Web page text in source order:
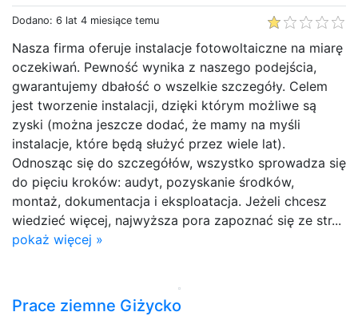
Dodano: 6 lat 4 miesiące temu
Nasza firma oferuje instalacje fotowoltaiczne na miarę
oczekiwań. Pewność wynika z naszego podejścia,
gwarantujemy dbałość o wszelkie szczegóły. Celem
jest tworzenie instalacji, dzięki którym możliwe są
zyski (można jeszcze dodać, że mamy na myśli
instalacje, które będą służyć przez wiele lat).
Odnosząc się do szczegółów, wszystko sprowadza się
do pięciu kroków: audyt, pozyskanie środków,
montaż, dokumentacja i eksploatacja. Jeżeli chcesz
wiedzieć więcej, najwyższa pora zapoznać się ze str...
pokaż więcej »
Prace ziemne Giżycko